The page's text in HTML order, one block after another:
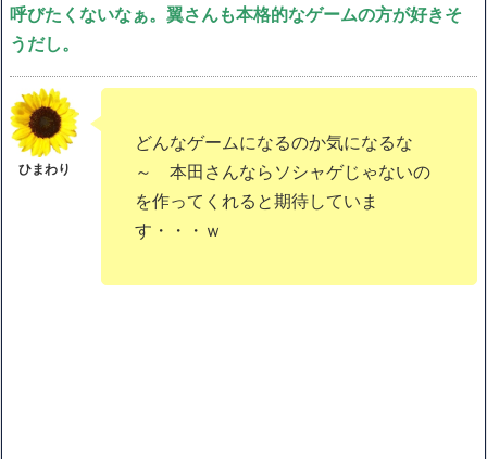
呼びたくないなぁ。翼さんも本格的なゲームの方が好きそ
うだし。
どんなゲームになるのか気になるな
～ 本田さんならソシャゲじゃないの
を作ってくれると期待していま
す・・・ｗ